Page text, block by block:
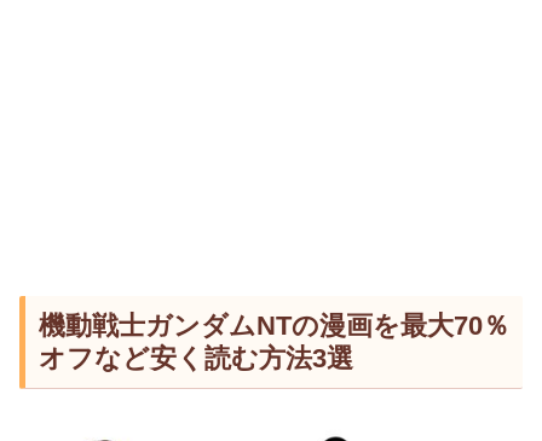
機動戦士ガンダムNTの漫画を最大70％
オフなど安く読む方法3選